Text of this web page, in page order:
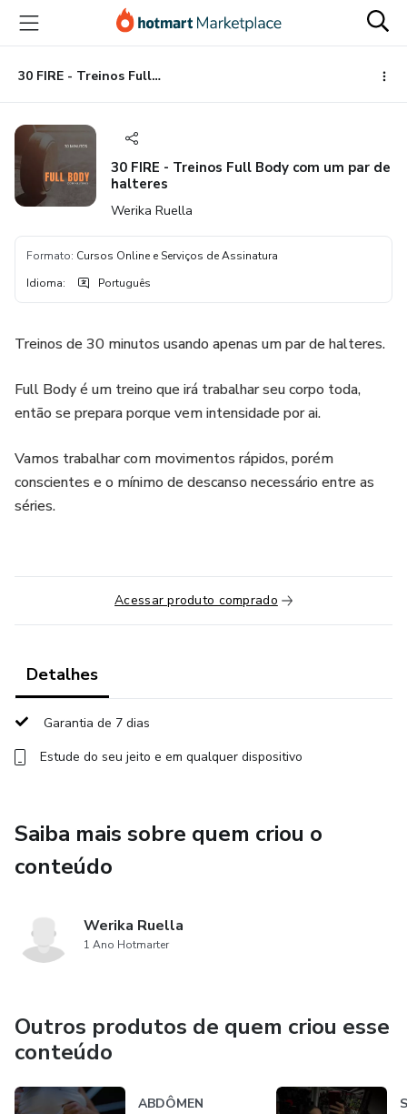
para
conteúdo
principal
para
pagamento
para
rodapé
30 FIRE - Treinos Full Body com um par de halteres
30 FIRE - Treinos Full Body com um par de
halteres
Werika Ruella
Formato: Cursos Online e Serviços de Assinatura
Idioma: Português
Treinos de 30 minutos usando apenas um par de halteres.
Full Body é um treino que irá trabalhar seu corpo toda,
então se prepara porque vem intensidade por ai.
Vamos trabalhar com movimentos rápidos, porém
conscientes e o mínimo de descanso necessário entre as
séries.
Acessar produto comprado
Detalhes
Garantia de 7 dias
Estude do seu jeito e em qualquer dispositivo
Saiba mais sobre quem criou o
conteúdo
Werika Ruella
1 Ano Hotmarter
Outros produtos de quem criou esse
conteúdo
ABDÔMEN